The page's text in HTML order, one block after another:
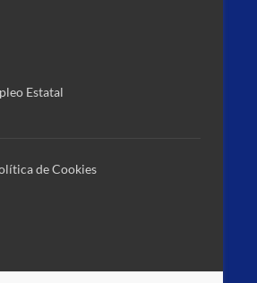
Estatal
de Cookies